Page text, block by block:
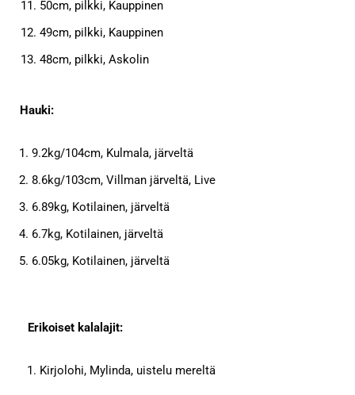
50cm, pilkki, Kauppinen
49cm, pilkki, Kauppinen
48cm, pilkki, Askolin
Hauki:
9.2kg/104cm, Kulmala, järveltä
8.6kg/103cm, Villman järveltä, Live
6.89kg, Kotilainen, järveltä
6.7kg, Kotilainen, järveltä
6.05kg, Kotilainen, järveltä
Erikoiset kalalajit:
Kirjolohi, Mylinda, uistelu mereltä